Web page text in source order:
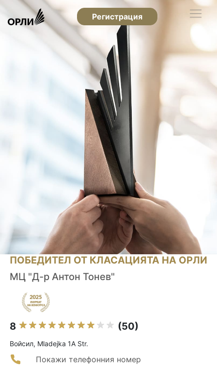
Регистрация
ПОБЕДИТЕЛ ОТ КЛАСАЦИЯТА НА ОРЛИ
МЦ "Д-р Антон Тонев"
8 (50)
Войсил, Mladejka 1A Str.
Покажи телефонния номер